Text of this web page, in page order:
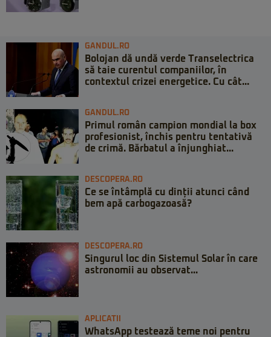
GANDUL.RO
Bolojan dă undă verde Transelectrica
să taie curentul companiilor, în
contextul crizei energetice. Cu cât...
GANDUL.RO
Primul român campion mondial la box
profesionist, închis pentru tentativă
de crimă. Bărbatul a înjunghiat...
DESCOPERA.RO
Ce se întâmplă cu dinții atunci când
bem apă carbogazoasă?
DESCOPERA.RO
Singurul loc din Sistemul Solar în care
astronomii au observat...
APLICATII
WhatsApp testează teme noi pentru